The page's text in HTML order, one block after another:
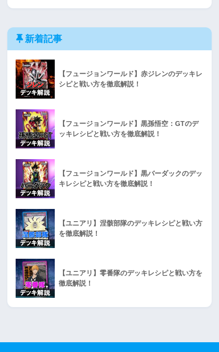
新着記事
【フュージョンワールド】赤ジレンのデッキレ
シピと戦い方を徹底解説！
【フュージョンワールド】黒孫悟空：GTのデ
ッキレシピと戦い方を徹底解説！
【フュージョンワールド】黒バーダックのデッ
キレシピと戦い方を徹底解説！
【ユニアリ】涅骸部隊のデッキレシピと戦い方
を徹底解説！
【ユニアリ】零番隊のデッキレシピと戦い方を
徹底解説！